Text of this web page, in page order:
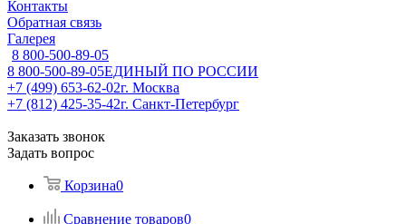
Контакты
Обратная связь
Галерея
8 800-500-89-05
8 800-500-89-05ЕДИНЫЙ ПО РОССИИ
+7 (499) 653-62-02г. Москва
+7 (812) 425-35-42г. Санкт-Петербург
Заказать звонок
Задать вопрос
Корзина0
Сравнение товаров0